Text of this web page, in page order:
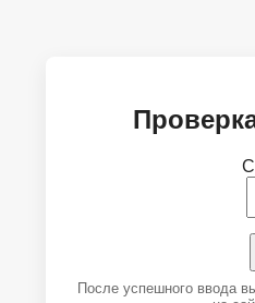
После успешного ввода